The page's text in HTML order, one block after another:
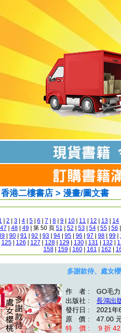
香港二樓書店 > 漫畫/圖文書
2 3 4 5 6 7 8 9 10 11 12 13 14
47
48| 49| 第 50 頁 51 52 53| 54| 55| 56
90 91 92 93 94 95 96 97 98 99
125| 126 127 128| 129| 130| 131 132
158| 159| 160| 161 162
多謝款待、處女
作 者 : GO毛力
出版社 : 長鴻出
發行日 : 2021年
原 價 : 47.00
特 價 : 9 折